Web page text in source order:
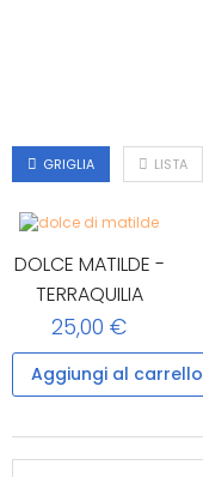
GRIGLIA LISTA
DOLCE MATILDE -
TERRAQUILIA
25,00 €
Aggiungi al carrello